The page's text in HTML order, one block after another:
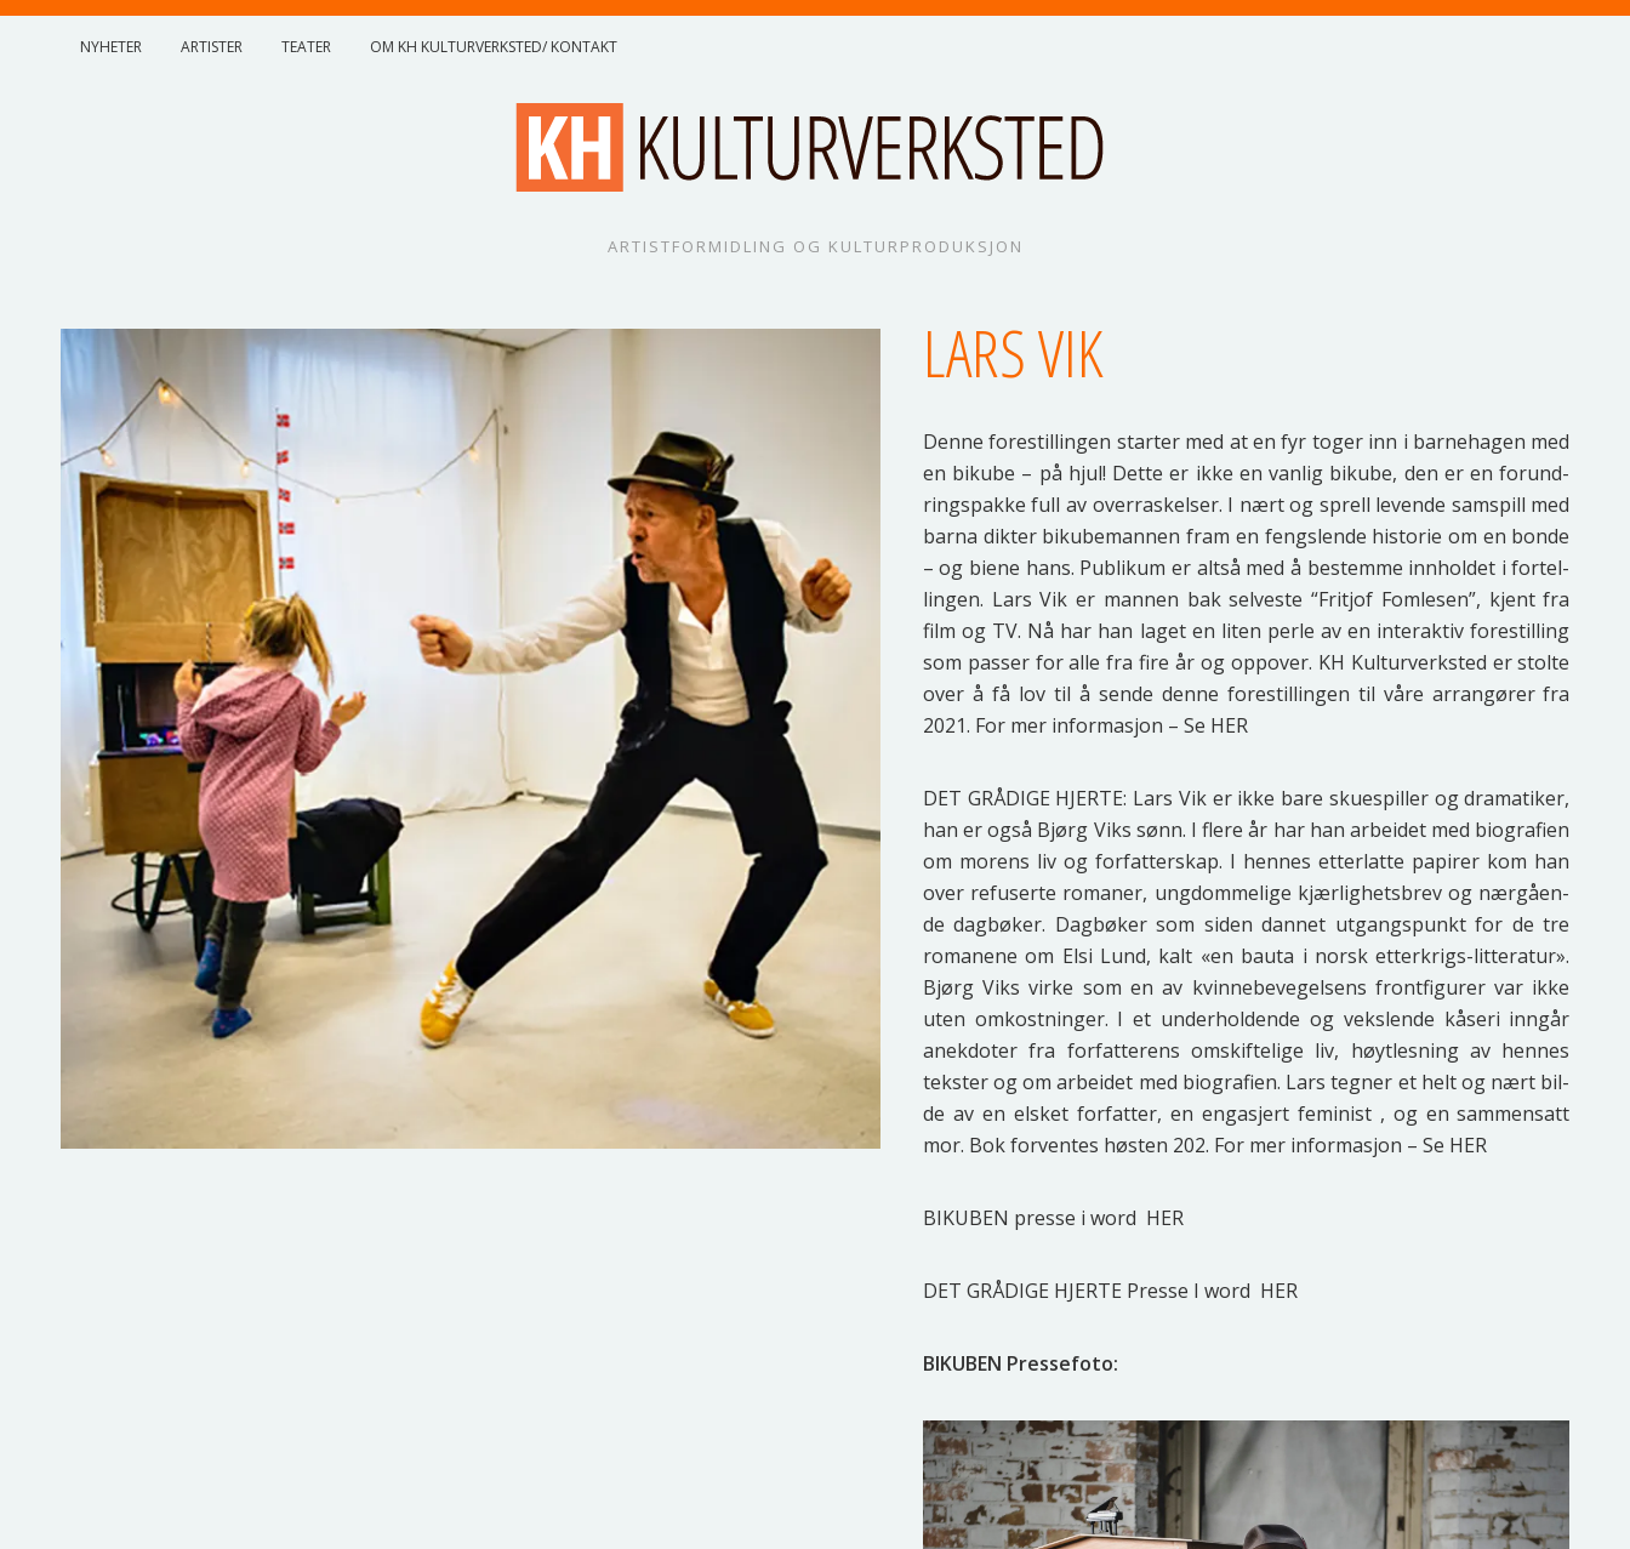
NYHETER ARTISTER TEATER OM KH KULTURVERKSTED/ KONTAKT
ARTISTFORMIDLING OG KULTURPRODUKSJON
LARS VIK
Den­ne fore­stil­lin­gen star­ter med at en fyr toger inn i barne­ha­gen med
en bikube – på hjul! Det­te er ikke en van­lig bikube, den er en for­und­
rings­pak­ke full av over­ras­kel­ser. I nært og sprell leven­de sam­spill med
bar­na dik­ter biku­be­man­nen fram en fengs­len­de his­to­rie om en bon­de
– og bie­ne hans. Pub­li­kum er alt­så med å bestem­me inn­hol­det i for­tel­
lin­gen. Lars Vik er man­nen bak sel­ves­te “Fritjof Fom­le­sen”, kjent fra
film og TV. Nå har han laget en liten per­le av en inter­ak­tiv fore­stil­ling
som pas­ser for alle fra fire år og opp­over. KH Kul­tur­verk­sted er stol­te
over å få lov til å sen­de den­ne fore­stil­lin­gen til våre arran­gø­rer fra
2021. For mer infor­ma­sjon – Se HER
DET GRÅDIGE HJERTE: Lars Vik er ikke bare skue­spil­ler og dra­ma­ti­ker,
han er også Bjørg Viks sønn. I fle­re år har han arbei­det med bio­gra­fi­en
om morens liv og for­fat­ter­skap. I hen­nes etter­lat­te papi­rer kom han
over refu­ser­te roma­ner, ung­dom­me­li­ge kjær­lig­hets­brev og nær­gå­en­
de dag­bø­ker. Dag­bø­ker som siden dan­net utgangs­punkt for de tre
roma­ne­ne om Elsi Lund, kalt «en bau­ta i norsk etter­krigs-lit­te­ra­tur».
Bjørg Viks vir­ke som en av kvinne­be­ve­gel­sens front­fi­gu­rer var ikke
uten omkost­nin­ger. I et under­hol­den­de og veks­len­de kåse­ri inn­går
anek­do­ter fra for­fat­te­rens omskif­te­li­ge liv, høyt­les­ning av hen­nes
teks­ter og om arbei­det med bio­gra­fi­en. Lars teg­ner et helt og nært bil­
de av en els­ket for­fat­ter, en enga­sjert femi­nist , og en sam­men­satt
mor. Bok for­ven­tes høs­ten 202. For mer infor­ma­sjon – Se HER
BIKUBEN pres­se i word HER
DET GRÅDIGE HJERTE Pres­se I word HER
BIKUBEN Presse­foto: